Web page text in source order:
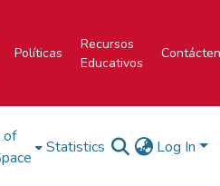
Políticas
Recursos
Educativos
of
Statistics Log In